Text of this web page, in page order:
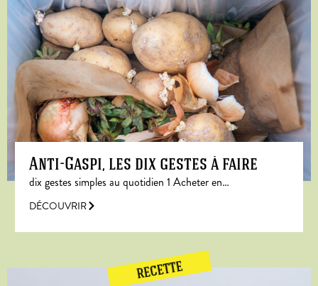
Anti-Gaspi, les dix gestes à faire
dix gestes simples au quotidien 1 Acheter en…
DÉCOUVRIR
RECETTE